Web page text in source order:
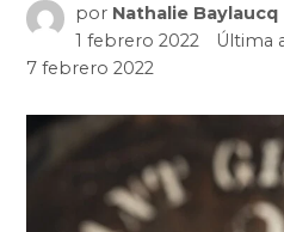
por Nathalie Baylaucq
1 febrero 2022
Última
7 febrero 2022